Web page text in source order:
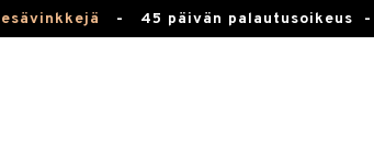
- 45 päivän palautusoikeus -